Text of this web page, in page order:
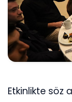
Etkinlikte söz